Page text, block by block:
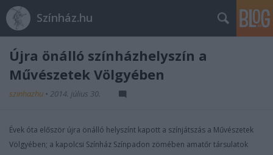
Színház.hu
Újra önálló színházhelyszín a
Művészetek Völgyében
szinhazhu • 2014. július 30.
Évek óta először újra önálló helyszínt kapott a színjátszás a Művészetek
Völgyében; a kapolcsi Színház Színpadon zömében amatőr társulatok